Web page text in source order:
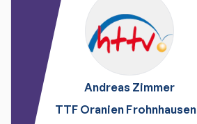
Andreas Zimmer
TTF Oranien Frohnhausen